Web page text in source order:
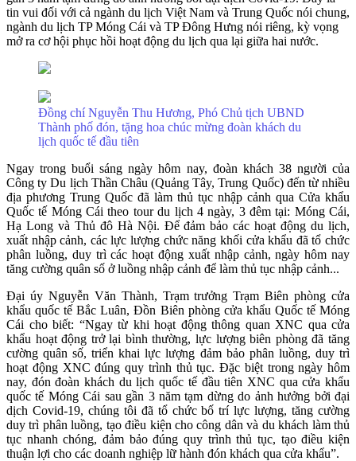
tin vui đối với cả ngành du lịch Việt Nam và Trung Quốc nói chung,
ngành du lịch TP Móng Cái và TP Đông Hưng nói riêng, kỳ vọng
mở ra cơ hội phục hồi hoạt động du lịch qua lại giữa hai nước.
Đồng chí Nguyễn Thu Hương, Phó Chủ tịch UBND
Thành phố đón, tặng hoa chúc mừng đoàn khách du
lịch quốc tế đầu tiên
Ngay trong buổi sáng ngày hôm nay, đoàn khách 38 người của
Công ty Du lịch Thần Châu (Quảng Tây, Trung Quốc) đến từ nhiều
địa phương Trung Quốc đã làm thủ tục nhập cảnh qua Cửa khẩu
Quốc tế Móng Cái theo tour du lịch 4 ngày, 3 đêm tại: Móng Cái,
Hạ Long và Thủ đô Hà Nội. Để đảm bảo các hoạt động du lịch,
xuất nhập cảnh, các lực lượng chức năng khối cửa khẩu đã tổ chức
phân luồng, duy trì các hoạt động xuất nhập cảnh, ngày hôm nay
tăng cường quân số ở luồng nhập cảnh để làm thủ tục nhập cảnh...
Đại úy Nguyễn Văn Thành, Trạm trưởng Trạm Biên phòng cửa
khẩu quốc tế Bắc Luân, Đồn Biên phòng cửa khẩu Quốc tế Móng
Cái cho biết: “Ngay từ khi hoạt động thông quan XNC qua cửa
khẩu hoạt động trở lại bình thường, lực lượng biên phòng đã tăng
cường quân số, triển khai lực lượng đảm bảo phân luồng, duy trì
hoạt động XNC đúng quy trình thủ tục. Đặc biệt trong ngày hôm
nay, đón đoàn khách du lịch quốc tế đầu tiên XNC qua cửa khẩu
quốc tế Móng Cái sau gần 3 năm tạm dừng do ảnh hưởng bởi đại
dịch Covid-19, chúng tôi đã tổ chức bố trí lực lượng, tăng cường
duy trì phân luồng, tạo điều kiện cho công dân và du khách làm thủ
tục nhanh chóng, đảm bảo đúng quy trình thủ tục, tạo điều kiện
thuận lợi cho các doanh nghiệp lữ hành đón khách qua cửa khẩu”.